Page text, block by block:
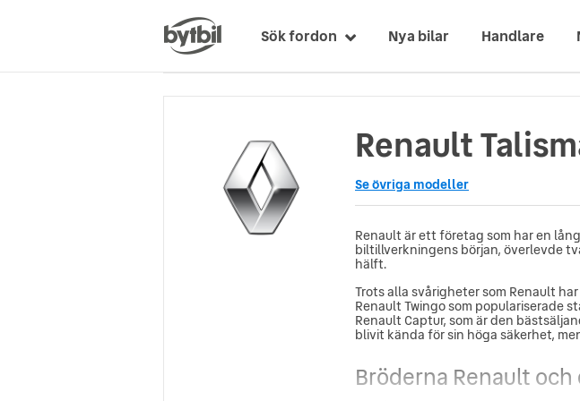
Sök fordon Nya bilar Handlare
Renault
Se övriga modeller
Renault är ett företag som har en
biltillverkningens början, överlevde
hälft.
Trots alla svårigheter som Renault
Renault Twingo som populariserade
Renault Captur, som är den
blivit kända för sin höga säkerhet,
Bröderna Renault